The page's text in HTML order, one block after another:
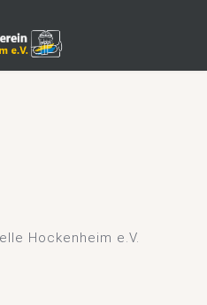
Hockenheim e.V.